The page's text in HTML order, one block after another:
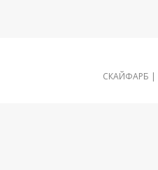
СКАЙФАРБ |